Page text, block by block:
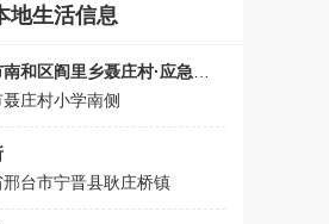
地生活信息
庄村小学南侧
台市宁晋县耿庄桥镇